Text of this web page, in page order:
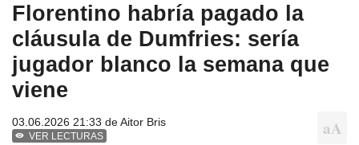
Florentino habría pagado la
cláusula de Dumfries: sería
jugador blanco la semana que
viene
03.06.2026 21:33 deAitor Bris
VER LECTURAS